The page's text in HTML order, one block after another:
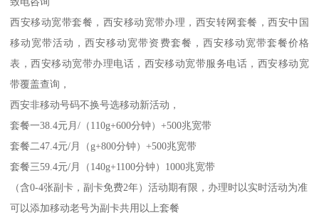
西安移动宽带套餐，西安移动宽带办理，西安转网套餐，西安中国
移动宽带活动，西安移动宽带资费套餐，西安移动宽带套餐价格
表，西安移动宽带办理电话，西安移动宽带服务电话，西安移动宽
带覆盖查询，
西安非移动号码不换号选移动新活动，
套餐一38.4元月/（110g+600分钟）+500兆宽带
套餐二47.4元/月（g+800分钟）+500兆宽带
套餐三59.4元/月（140g+1100分钟）1000兆宽带
（含0-4张副卡，副卡免费2年）活动期有限，办理时以实时活动为准
可以添加移动老号为副卡共用以上套餐